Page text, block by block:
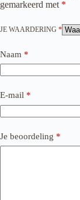
gemarkeerd met *
JE WAARDERING *
Naam *
E-mail *
Je beoordeling *